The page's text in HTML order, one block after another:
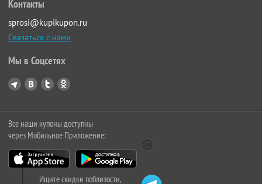
Контакты
sprosi@kupikupon.ru
Связаться с нами
Мы в Соцсетях
Все наши купоны доступны
через Мобильное Приложение:
Ищите скидки поблизости,